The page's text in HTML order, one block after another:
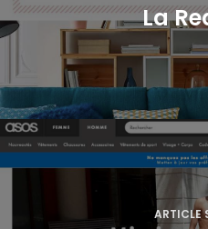
i
g
a
t
i
La
ARTICLE